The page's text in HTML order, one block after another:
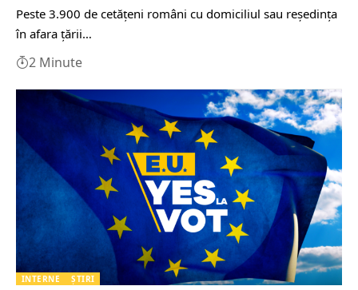
Peste 3.900 de cetăţeni români cu domiciliul sau reşedinţa
în afara ţării…
2 Minute
INTERNE ȘTIRI